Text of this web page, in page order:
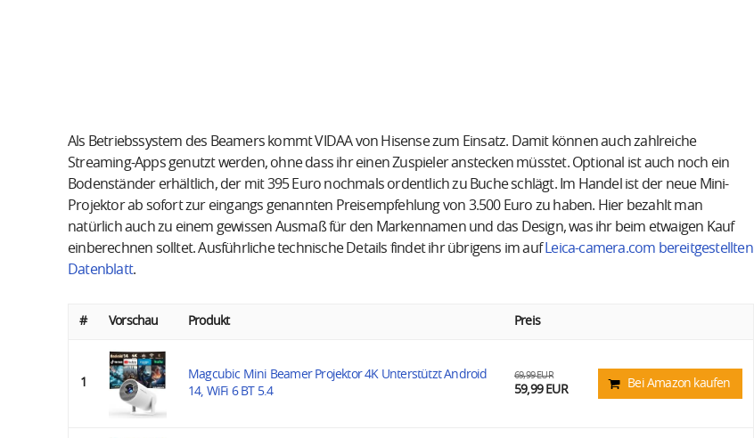
Als Betriebssystem des Beamers kommt VIDAA von Hisense zum Einsatz. Damit können auch zahlreiche
Streaming-Apps genutzt werden, ohne dass ihr einen Zuspieler anstecken müsstet. Optional ist auch noch ein
Bodenständer erhältlich, der mit 395 Euro nochmals ordentlich zu Buche schlägt. Im Handel ist der neue Mini-
Projektor ab sofort zur eingangs genannten Preisempfehlung von 3.500 Euro zu haben. Hier bezahlt man
natürlich auch zu einem gewissen Ausmaß für den Markennamen und das Design, was ihr beim etwaigen Kauf
einberechnen solltet. Ausführliche technische Details findet ihr übrigens im auf Leica-camera.com bereitgestellten
Datenblatt.
# Vorschau Produkt Preis
1
Magcubic Mini Beamer Projektor 4K Unterstützt Android
14, WiFi 6 BT 5.4
69,99 EUR
59,99 EUR Bei Amazon kaufen